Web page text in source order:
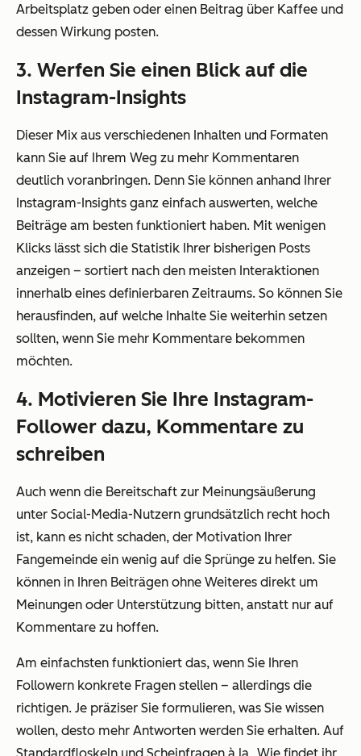
Arbeitsplatz geben oder einen Beitrag über Kaffee und
dessen Wirkung posten.
3. Werfen Sie einen Blick auf die
Instagram-Insights
Dieser Mix aus verschiedenen Inhalten und Formaten
kann Sie auf Ihrem Weg zu mehr Kommentaren
deutlich voranbringen. Denn Sie können anhand Ihrer
Instagram-Insights ganz einfach auswerten, welche
Beiträge am besten funktioniert haben. Mit wenigen
Klicks lässt sich die Statistik Ihrer bisherigen Posts
anzeigen – sortiert nach den meisten Interaktionen
innerhalb eines definierbaren Zeitraums. So können Sie
herausfinden, auf welche Inhalte Sie weiterhin setzen
sollten, wenn Sie mehr Kommentare bekommen
möchten.
4. Motivieren Sie Ihre Instagram-
Follower dazu, Kommentare zu
schreiben
Auch wenn die Bereitschaft zur Meinungsäußerung
unter Social-Media-Nutzern grundsätzlich recht hoch
ist, kann es nicht schaden, der Motivation Ihrer
Fangemeinde ein wenig auf die Sprünge zu helfen. Sie
können in Ihren Beiträgen ohne Weiteres direkt um
Meinungen oder Unterstützung bitten, anstatt nur auf
Kommentare zu hoffen.
Am einfachsten funktioniert das, wenn Sie Ihren
Followern konkrete Fragen stellen – allerdings die
richtigen. Je präziser Sie formulieren, was Sie wissen
wollen, desto mehr Antworten werden Sie erhalten. Auf
Standardfloskeln und Scheinfragen à la „Wie findet ihr